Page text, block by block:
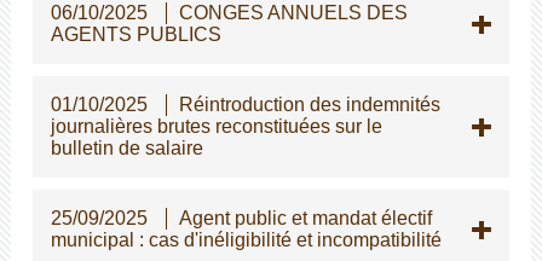
06/10/2025
CONGES ANNUELS DES
AGENTS PUBLICS
01/10/2025
Réintroduction des indemnités
journalières brutes reconstituées sur le
bulletin de salaire
25/09/2025
Agent public et mandat électif
municipal : cas d'inéligibilité et incompatibilité